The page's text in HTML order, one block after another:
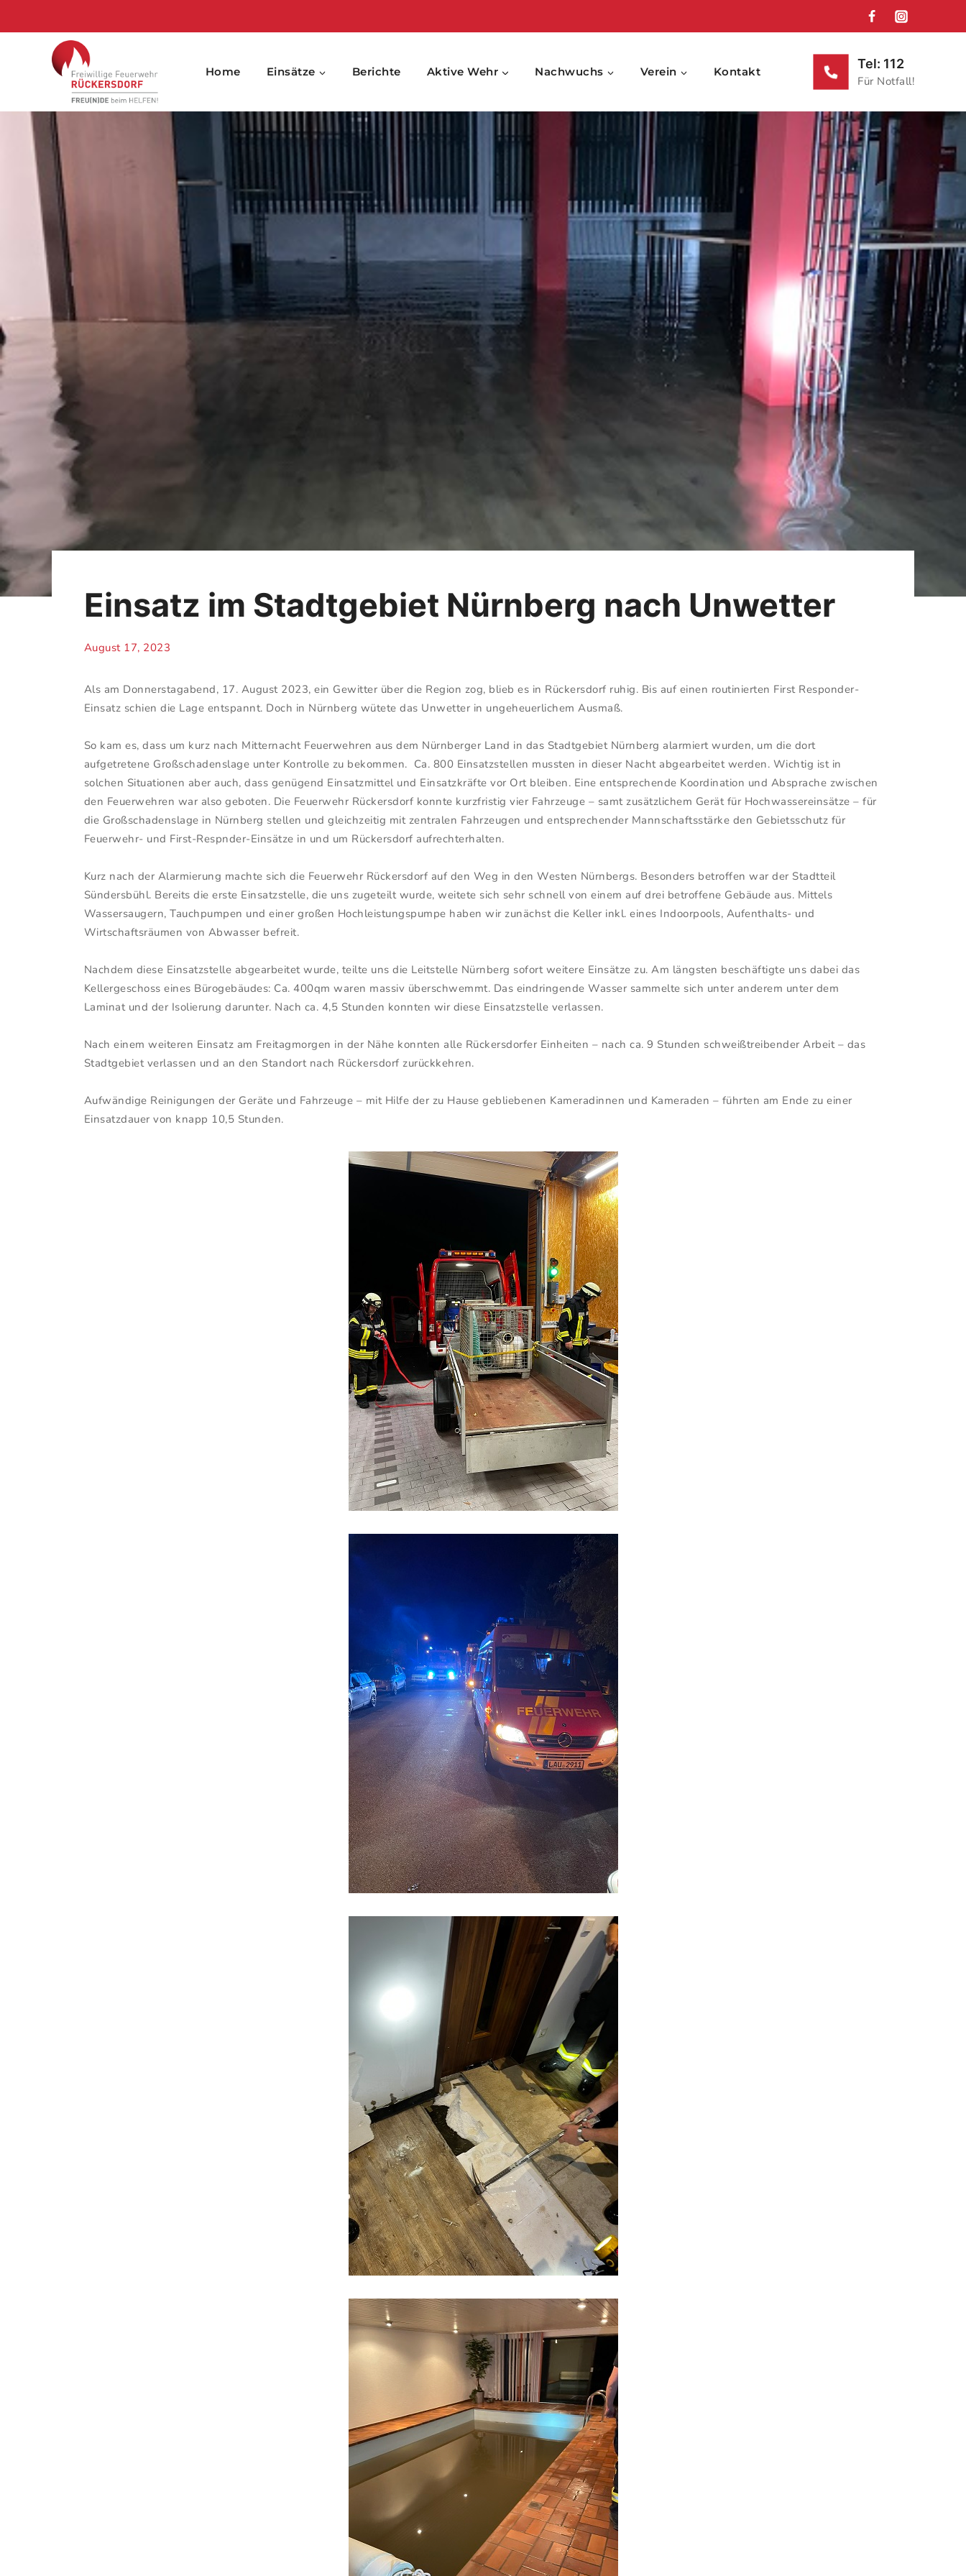
Home Einsätze Berichte Aktive Wehr Nachwuchs Verein Kontakt
Tel: 112
Für Notfall!
Einsatz im Stadtgebiet Nürnberg nach Unwetter
August 17, 2023
Als am Donnerstagabend, 17. August 2023, ein Gewitter über die Region zog, blieb es in Rückersdorf ruhig. Bis auf einen routinierten First Responder-
Einsatz schien die Lage entspannt. Doch in Nürnberg wütete das Unwetter in ungeheuerlichem Ausmaß.
So kam es, dass um kurz nach Mitternacht Feuerwehren aus dem Nürnberger Land in das Stadtgebiet Nürnberg alarmiert wurden, um die dort
aufgetretene Großschadenslage unter Kontrolle zu bekommen. Ca. 800 Einsatzstellen mussten in dieser Nacht abgearbeitet werden. Wichtig ist in
solchen Situationen aber auch, dass genügend Einsatzmittel und Einsatzkräfte vor Ort bleiben. Eine entsprechende Koordination und Absprache zwischen
den Feuerwehren war also geboten. Die Feuerwehr Rückersdorf konnte kurzfristig vier Fahrzeuge – samt zusätzlichem Gerät für Hochwassereinsätze – für
die Großschadenslage in Nürnberg stellen und gleichzeitig mit zentralen Fahrzeugen und entsprechender Mannschaftsstärke den Gebietsschutz für
Feuerwehr- und First-Respnder-Einsätze in und um Rückersdorf aufrechterhalten.
Kurz nach der Alarmierung machte sich die Feuerwehr Rückersdorf auf den Weg in den Westen Nürnbergs. Besonders betroffen war der Stadtteil
Sündersbühl. Bereits die erste Einsatzstelle, die uns zugeteilt wurde, weitete sich sehr schnell von einem auf drei betroffene Gebäude aus. Mittels
Wassersaugern, Tauchpumpen und einer großen Hochleistungspumpe haben wir zunächst die Keller inkl. eines Indoorpools, Aufenthalts- und
Wirtschaftsräumen von Abwasser befreit.
Nachdem diese Einsatzstelle abgearbeitet wurde, teilte uns die Leitstelle Nürnberg sofort weitere Einsätze zu. Am längsten beschäftigte uns dabei das
Kellergeschoss eines Bürogebäudes: Ca. 400qm waren massiv überschwemmt. Das eindringende Wasser sammelte sich unter anderem unter dem
Laminat und der Isolierung darunter. Nach ca. 4,5 Stunden konnten wir diese Einsatzstelle verlassen.
Nach einem weiteren Einsatz am Freitagmorgen in der Nähe konnten alle Rückersdorfer Einheiten – nach ca. 9 Stunden schweißtreibender Arbeit – das
Stadtgebiet verlassen und an den Standort nach Rückersdorf zurückkehren.
Aufwändige Reinigungen der Geräte und Fahrzeuge – mit Hilfe der zu Hause gebliebenen Kameradinnen und Kameraden – führten am Ende zu einer
Einsatzdauer von knapp 10,5 Stunden.